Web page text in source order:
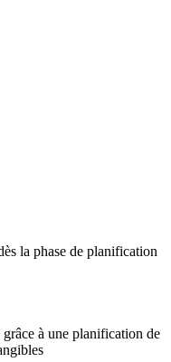
la phase de planification
à une planification de